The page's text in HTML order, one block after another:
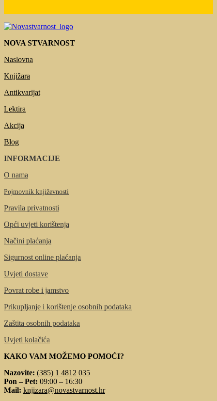
NOVA STVARNOST
Naslovna
Knjižara
Antikvarijat
Lektira
Akcija
Blog
INFORMACIJE
O nama
Pojmovnik književnosti
Pravila privatnosti
Opći uvjeti korištenja
Načini plaćanja
Sigurnost online plaćanja
Uvjeti dostave
Povrat robe i jamstvo
Prikupljanje i korištenje osobnih podataka
Zaštita osobnih podataka
Uvjeti kolačića
KAKO VAM MOŽEMO POMOĆI?
Nazovite: (385) 1 4812 035
Pon – Pet: 09:00 – 16:30
Mail: knjizara@novastvarnost.hr